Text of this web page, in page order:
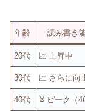
年齢 読み書き
20代 📈 上昇中
30代 📈 さらに向
40代 ⏳ ピーク（